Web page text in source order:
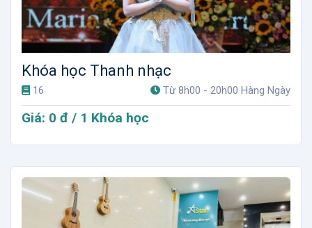
Khóa học Thanh nhạc
16 Từ 8h00 - 20h00 Hàng Ngày
Giá: 0 đ / 1 Khóa học